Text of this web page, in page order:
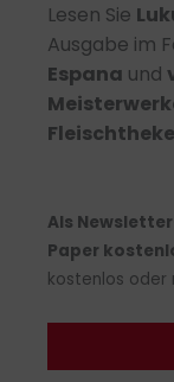
Lesen Sie
Ausgabe im
Espana und
Als
Paper
kostenlos oder